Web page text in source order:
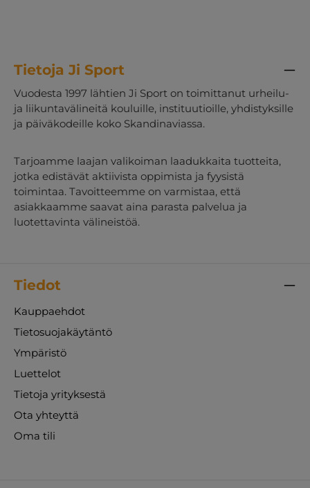
Tietoja Ji Sport
Vuodesta 1997 lähtien Ji Sport on toimittanut urheilu-
ja liikuntavälineitä kouluille, instituutioille, yhdistyksille
ja päiväkodeille koko Skandinaviassa.
Tarjoamme laajan valikoiman laadukkaita tuotteita,
jotka edistävät aktiivista oppimista ja fyysistä
toimintaa. Tavoitteemme on varmistaa, että
asiakkaamme saavat aina parasta palvelua ja
luotettavinta välineistöä.
Tiedot
Kauppaehdot
Tietosuojakäytäntö
Ympäristö
Luettelot
Tietoja yrityksestä
Ota yhteyttä
Oma tili